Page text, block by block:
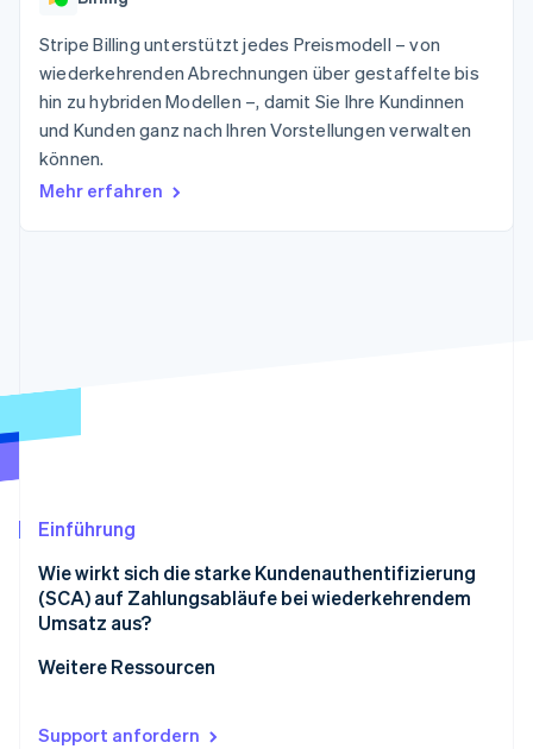
Betrugsprävention
Atlas
Start-up-Gründung
Climate
CO₂-Entnahme
Identity
Online-Identitätsprüfung
Partner
Stripe App-Marktplatz
Stripe Billing unterstützt jedes Preismodell – von
wiederkehrenden Abrechnungen über gestaffelte bis
hin zu hybriden Modellen –, damit Sie Ihre Kundinnen
und Kunden ganz nach Ihren Vorstellungen verwalten
können.
Mehr erfahren
Einführung
Wie wirkt sich die starke Kundenauthentifizierung
(SCA) auf Zahlungsabläufe bei wiederkehrendem
Umsatz aus?
1. Erste Abo-Zahlungen mit sofortiger Abwicklung
Weitere Ressourcen
Support anfordern